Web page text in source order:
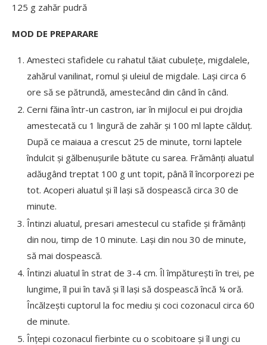
125 g zahăr pudră
MOD DE PREPARARE
Amesteci stafidele cu rahatul tăiat cubulețe, migdalele,
zahărul vanilinat, romul și uleiul de migdale. Lași circa 6
ore să se pătrundă, amestecând din când în când.
Cerni făina într-un castron, iar în mijlocul ei pui drojdia
amestecată cu 1 lingură de zahăr și 100 ml lapte călduț.
După ce maiaua a crescut 25 de minute, torni laptele
îndulcit și gălbenușurile bătute cu sarea. Frămânți aluatul
adăugând treptat 100 g unt topit, până îl încorporezi pe
tot. Acoperi aluatul și îl lași să dospească circa 30 de
minute.
Întinzi aluatul, presari amestecul cu stafide și frămânți
din nou, timp de 10 minute. Lași din nou 30 de minute,
să mai dospească.
Întinzi aluatul în strat de 3-4 cm. Îl împăturești în trei, pe
lungime, îl pui în tavă și îl lași să dospească încă ¼ oră.
Încălzești cuptorul la foc mediu și coci cozonacul circa 60
de minute.
Înțepi cozonacul fierbinte cu o scobitoare și îl ungi cu